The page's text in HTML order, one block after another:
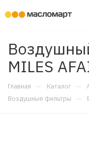
MILES
Главная — Каталог —
Воздушные фильтры —